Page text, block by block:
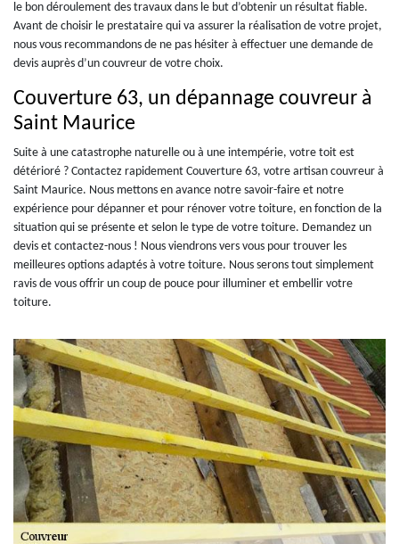
le bon déroulement des travaux dans le but d’obtenir un résultat fiable.
Avant de choisir le prestataire qui va assurer la réalisation de votre projet,
nous vous recommandons de ne pas hésiter à effectuer une demande de
devis auprès d’un couvreur de votre choix.
Couverture 63, un dépannage couvreur à
Saint Maurice
Suite à une catastrophe naturelle ou à une intempérie, votre toit est
détérioré ? Contactez rapidement Couverture 63, votre artisan couvreur à
Saint Maurice. Nous mettons en avance notre savoir-faire et notre
expérience pour dépanner et pour rénover votre toiture, en fonction de la
situation qui se présente et selon le type de votre toiture. Demandez un
devis et contactez-nous ! Nous viendrons vers vous pour trouver les
meilleures options adaptés à votre toiture. Nous serons tout simplement
ravis de vous offrir un coup de pouce pour illuminer et embellir votre
toiture.